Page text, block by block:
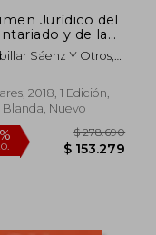
Jurídico del
y de la
al
Sáenz Y Otros,
Y Otros, Francisco L.
2018, 1 Edición,
Blanda, Nuevo